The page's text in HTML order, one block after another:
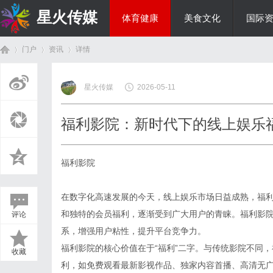
星火传媒 体育健康 美食文化 国际
门户 资讯
›
详情
评论
收藏
星火传媒 2026-05-11
福利影院：新时代下的线上娱乐
福利影院
在数字化高速发展的今天，线上娱乐市场日益成熟，福
和独特的会员福利，逐渐受到广大用户的青睐。福利影
系，增强用户粘性，提升平台竞争力。
福利影院的核心价值在于“福利”二字。与传统影院不同
利，如免费观看最新影视作品、独家内容首播、高清无